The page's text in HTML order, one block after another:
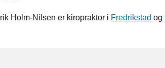
Holm-Nilsen er kiropraktor i Fredrikstad og